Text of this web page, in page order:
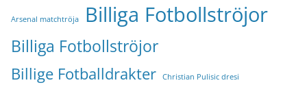
Arsenal matchtröja Billiga Fotbollströjor
Billiga Fotbollströjor
Billige Fotballdrakter Christian Pulisic dresi